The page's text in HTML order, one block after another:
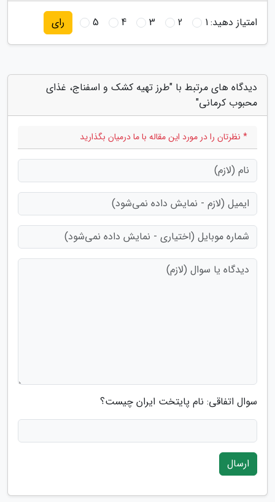
امتیاز دهید:1
2
3
4
5 رای
دیدگاه های مرتبط با "طرز تهیه کشک و اسفناج، غذای
محبوب کرمانی"
* نظرتان را در مورد این مقاله با ما درمیان بگذارید
سوال اتفاقی: نام پایتخت ایران چیست؟
ارسال